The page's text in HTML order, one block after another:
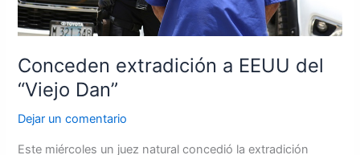
Conceden extradición a EEUU del
“Viejo Dan”
Dejar un comentario
Este miércoles un juez natural concedió la extradición